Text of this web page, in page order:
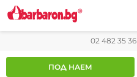
02 482 35 36
ПОД НАЕМ